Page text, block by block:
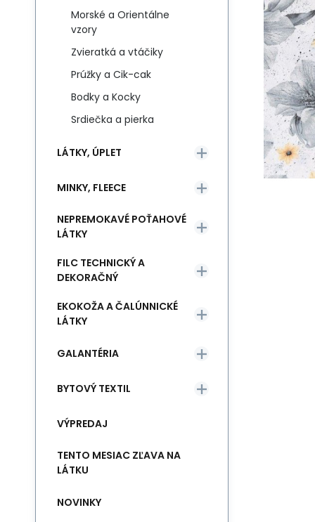
Morské a Orientálne
vzory
Zvieratká a vtáčiky
Prúžky a Cik-cak
Bodky a Kocky
Srdiečka a pierka
LÁTKY, ÚPLET
MINKY, FLEECE
NEPREMOKAVÉ POŤAHOVÉ
LÁTKY
FILC TECHNICKÝ A
DEKORAČNÝ
EKOKOŽA A ČALÚNNICKÉ
LÁTKY
GALANTÉRIA
BYTOVÝ TEXTIL
VÝPREDAJ
TENTO MESIAC ZĽAVA NA
LÁTKU
NOVINKY